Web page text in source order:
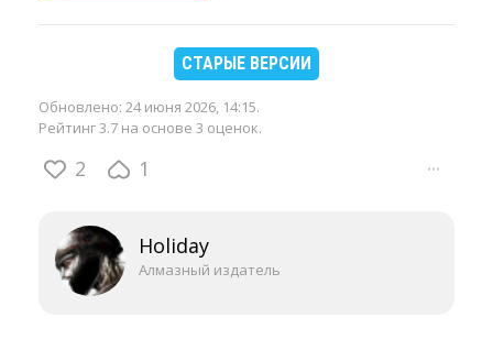
СТАРЫЕ ВЕРСИИ
Обновлено: 24 июня 2026, 14:15.
Рейтинг 3.7 на основе 3 оценок.
2 1 ···
Holiday
Алмазный издатель